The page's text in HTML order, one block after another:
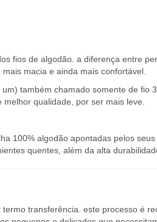
fios de algodão. a diferença entre
também chamado somente de fio
100% algodão apontadas pelos
transferência. este processo é